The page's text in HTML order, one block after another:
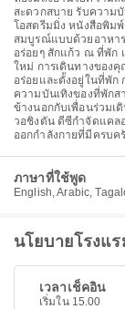
สะดวกสบาย รับความ
โอสตรีมมิ่ง หนังสือพิม
สมบูรณ์แบบด้วยอาหา
อร่อยๆ สักแก้ว ณ ที่พัก
ใหม่ การเดินทางของ
อร่อยและตั้งอยู่ในที่พัก
ความบันเทิงของที่พักส
ข้างนอกกับเพื่อนร่วมเ
วอชิงตัน ดีซีกำจัดแคล
ออกกำลังกายที่มีครบค
ภาษาที่ใช้พูด
English, Arabic,
นโยบายโรงแร
เวลาเช็คอิน
เริ่มใน 15.00